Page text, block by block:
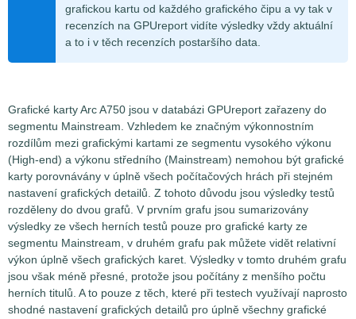
grafickou kartu od každého grafického čipu a vy tak v
recenzích na GPUreport vidíte výsledky vždy aktuální
a to i v těch recenzích postaršího data.
Grafické karty Arc A750 jsou v databázi GPUreport zařazeny do
segmentu Mainstream. Vzhledem ke značným výkonnostním
rozdílům mezi grafickými kartami ze segmentu vysokého výkonu
(High-end) a výkonu středního (Mainstream) nemohou být grafické
karty porovnávány v úplně všech počítačových hrách při stejném
nastavení grafických detailů. Z tohoto důvodu jsou výsledky testů
rozděleny do dvou grafů. V prvním grafu jsou sumarizovány
výsledky ze všech herních testů pouze pro grafické karty ze
segmentu Mainstream, v druhém grafu pak můžete vidět relativní
výkon úplně všech grafických karet. Výsledky v tomto druhém grafu
jsou však méně přesné, protože jsou počítány z menšího počtu
herních titulů. A to pouze z těch, které při testech využívají naprosto
shodné nastavení grafických detailů pro úplně všechny grafické